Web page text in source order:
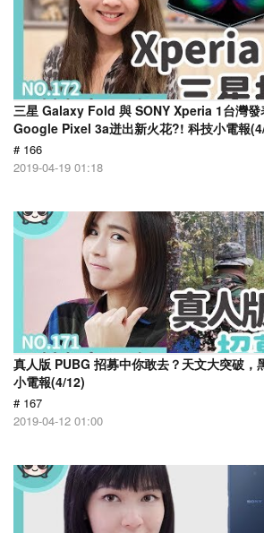
三星 Galaxy Fold 與 SONY Xperia 1台灣發
Google Pixel 3a迸出新火花?! 科技小電報
# 166
2019-04-19 01:18
真人版 PUBG 招募中你敢去？天文大突破，
小電報(4/12)
# 167
2019-04-12 01:00